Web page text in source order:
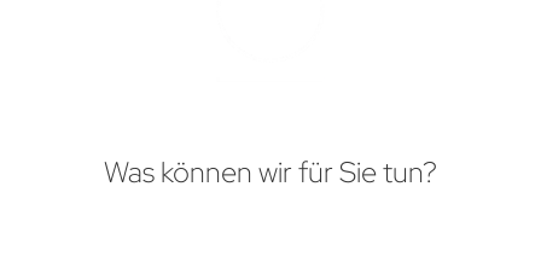
Was können wir für Sie tun?